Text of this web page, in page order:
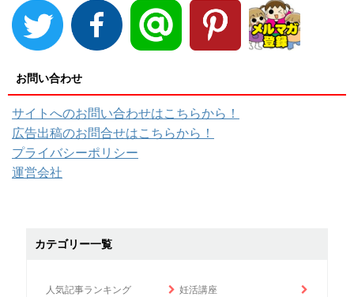
お問い合わせ
サイトへのお問い合わせはこちらから！
広告出稿のお問合せはこちらから！
プライバシーポリシー
運営会社
カテゴリー一覧
人気記事ランキング 妊活講座